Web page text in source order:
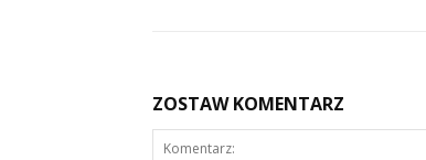
ZOSTAW KOMENTARZ